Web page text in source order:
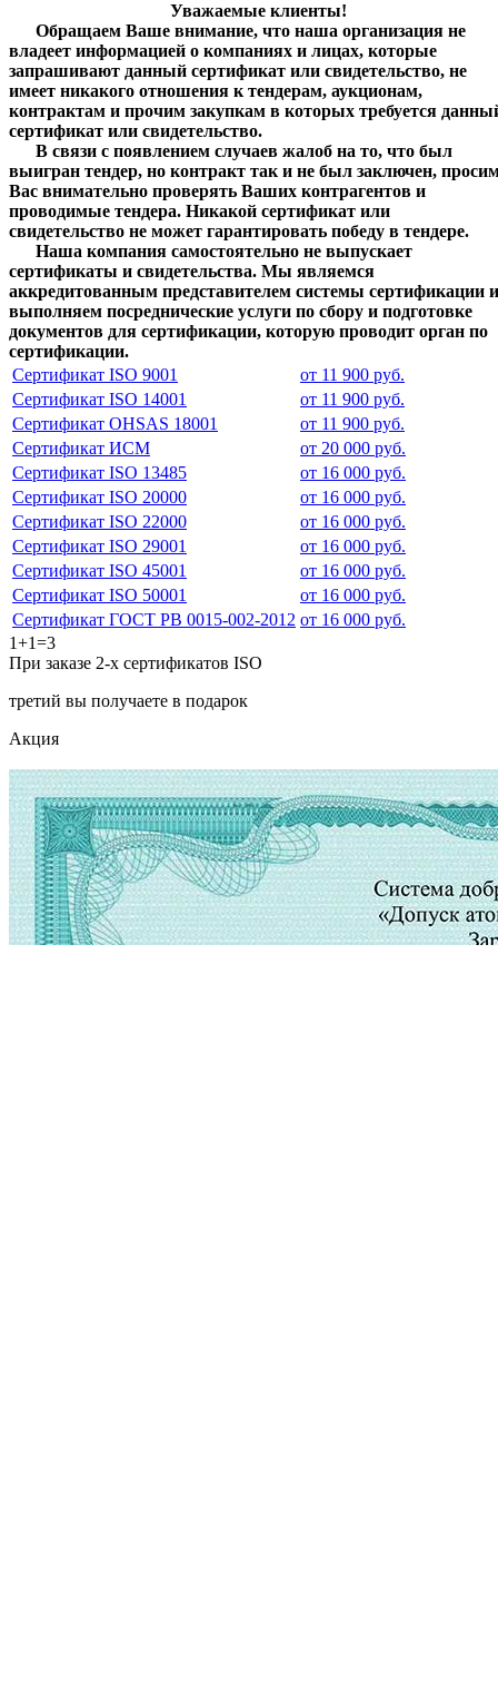
Уважаемые клиенты!
Обращаем Ваше внимание, что наша организация не
владеет информацией о компаниях и лицах, которые
запрашивают данный сертификат или свидетельство, не
имеет никакого отношения к тендерам, аукционам,
контрактам и прочим закупкам в которых требуется
сертификат или свидетельство.
В связи с появлением случаев жалоб на то, что был
выигран тендер, но контракт так и не был заключен,
Вас внимательно проверять Ваших контрагентов и
проводимые тендера. Никакой сертификат или
свидетельство не может гарантировать победу в тендере.
Наша компания самостоятельно не выпускает
сертификаты и свидетельства. Мы являемся
аккредитованным представителем системы сертификации и
выполняем посреднические услуги по сбору и подготовке
документов для сертификации, которую проводит орган по
сертификации.
Сертификат ISO 9001
от 11 900 руб.
Сертификат ISO 14001
от 11 900 руб.
Сертификат OHSAS 18001
от 11 900 руб.
Сертификат ИСМ
от 20 000 руб.
Сертификат ISO 13485
от 16 000 руб.
Сертификат ISO 20000
от 16 000 руб.
Сертификат ISO 22000
от 16 000 руб.
Сертификат ISO 29001
от 16 000 руб.
Сертификат ISO 45001
от 16 000 руб.
Сертификат ISO 50001
от 16 000 руб.
Сертификат ГОСТ РВ 0015-002-2012 от 16 000 руб.
1+1=3
При заказе 2-х сертификатов ISO
третий вы получаете в подарок
Акция